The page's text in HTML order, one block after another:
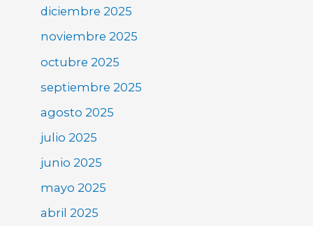
diciembre 2025
noviembre 2025
octubre 2025
septiembre 2025
agosto 2025
julio 2025
junio 2025
mayo 2025
abril 2025